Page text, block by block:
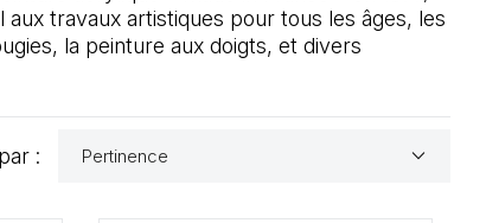
aux travaux artistiques pour tous les âges, les
la peinture aux doigts, et divers
: Pertinence keyboard_arrow_down